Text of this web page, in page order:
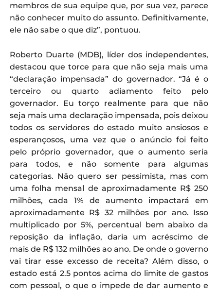
membros de sua equipe que, por sua vez, parece
não conhecer muito do assunto. Definitivamente,
ele não sabe o que diz”, pontuou.
Roberto Duarte (MDB), líder dos independentes,
destacou que torce para que não seja mais uma
“declaração impensada” do governador. “Já é o
terceiro ou quarto adiamento feito pelo
governador. Eu torço realmente para que não
seja mais uma declaração impensada, pois deixou
todos os servidores do estado muito ansiosos e
esperançosos, uma vez que o anúncio foi feito
pelo próprio governador, que o aumento seria
para todos, e não somente para algumas
categorias. Não quero ser pessimista, mas com
uma folha mensal de aproximadamente R$ 250
milhões, cada 1% de aumento impactará em
aproximadamente R$ 32 milhões por ano. Isso
multiplicado por 5%, percentual bem abaixo da
reposição da inflação, daria um acréscimo de
mais de R$ 132 milhões ao ano. De onde o governo
vai tirar esse excesso de receita? Além disso, o
estado está 2.5 pontos acima do limite de gastos
com pessoal, o que o impede de dar aumento e